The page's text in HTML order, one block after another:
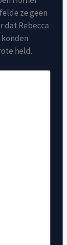
ze geen
dat Rebecca
held.